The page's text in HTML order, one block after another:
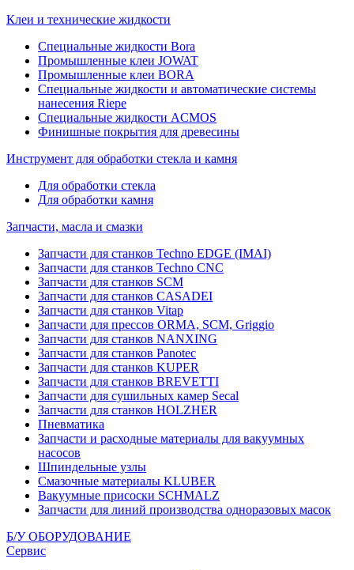
Клеи и технические жидкости
Специальные жидкости Bora
Промышленные клеи JOWAT
Промышленные клеи BORA
Специальные жидкости и автоматические системы
нанесения Riepe
Специальные жидкости ACMOS
Финишные покрытия для древесины
Инструмент для обработки стекла и камня
Для обработки стекла
Для обработки камня
Запчасти, масла и смазки
Запчасти для станков Techno EDGE (IMAI)
Запчасти для станков Techno CNC
Запчасти для станков SCM
Запчасти для станков CASADEI
Запчасти для станков Vitap
Запчасти для прессов ORMA, SCM, Griggio
Запчасти для станков NANXING
Запчасти для станков Panotec
Запчасти для станков KUPER
Запчасти для станков BREVETTI
Запчасти для сушильных камер Secal
Запчасти для станков HOLZHER
Пневматика
Запчасти и расходные материалы для вакуумных
насосов
Шпиндельные узлы
Смазочные материалы KLUBER
Вакуумные присоски SCHMALZ
Запчасти для линий производства одноразовых масок
Б/У ОБОРУДОВАНИЕ
Сервис